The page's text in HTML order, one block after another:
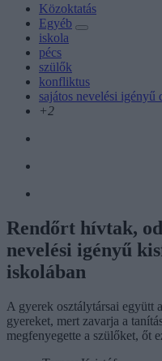
Közoktatás
Egyéb
iskola
pécs
szülők
konfliktus
sajátos nevelési igényű
+2
Rendőrt hívtak,
nevelési igényű
iskolában
A gyerek osztálytársai együtt
gyereket, mert zavarja a
megfenyegette a szülőket, őt